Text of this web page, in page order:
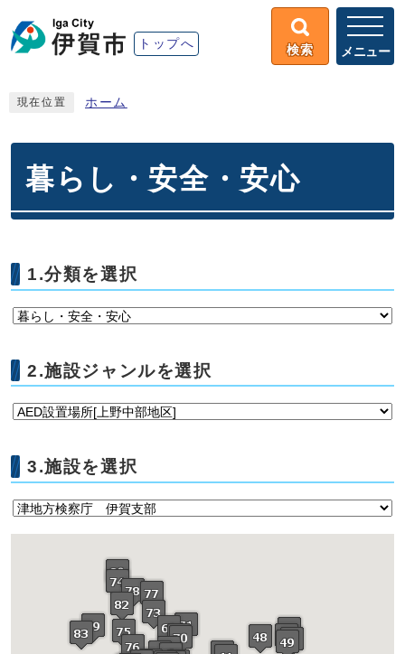
トップへ 検索 メニュー
現在位置 ホーム
暮らし・安全・安心
1.分類を選択
2.施設ジャンルを選択
3.施設を選択